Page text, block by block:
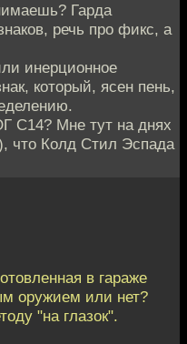
Гарда
речь про фикс, а
инерционное
который, ясен пень,
С14? Мне тут на днях
что Колд Стил Эспада
в гараже
оружием или нет?
"на глазок".